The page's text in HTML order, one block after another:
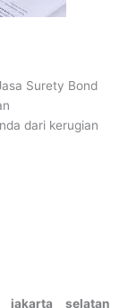
Surety Bond
dari kerugian
selatan